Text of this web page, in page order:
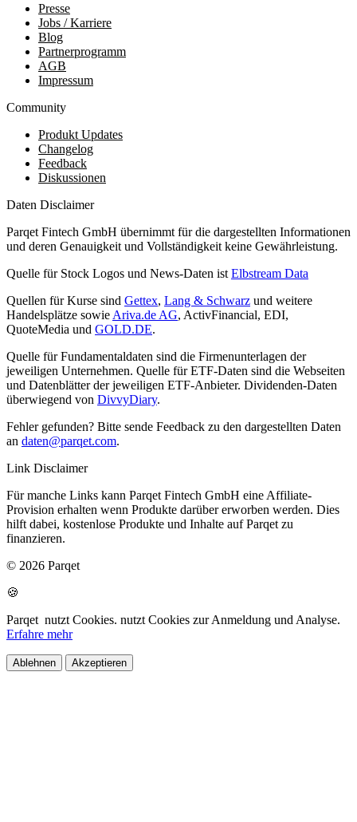
Presse
Jobs / Karriere
Blog
Partnerprogramm
AGB
Impressum
Community
Produkt Updates
Changelog
Feedback
Diskussionen
Daten Disclaimer
Parqet Fintech GmbH übernimmt für die dargestellten Informationen
und deren Genauigkeit und Vollständigkeit keine Gewährleistung.
Quelle für Stock Logos und News-Daten ist Elbstream Data
Quellen für Kurse sind Gettex, Lang & Schwarz und weitere
Handelsplätze sowie Ariva.de AG, ActivFinancial, EDI,
QuoteMedia und GOLD.DE.
Quelle für Fundamentaldaten sind die Firmenunterlagen der
jeweiligen Unternehmen. Quelle für ETF-Daten sind die Webseiten
und Datenblätter der jeweiligen ETF-Anbieter. Dividenden-Daten
überwiegend von DivvyDiary.
Fehler gefunden? Bitte sende Feedback zu den dargestellten Daten
an daten@parqet.com.
Link Disclaimer
Für manche Links kann Parqet Fintech GmbH eine Affiliate-
Provision erhalten wenn Produkte darüber erworben werden. Dies
hilft dabei, kostenlose Produkte und Inhalte auf Parqet zu
finanzieren.
© 2026 Parqet
🍪
Parqet nutzt Cookies. nutzt Cookies zur Anmeldung und Analyse.
Erfahre mehr
Ablehnen Akzeptieren